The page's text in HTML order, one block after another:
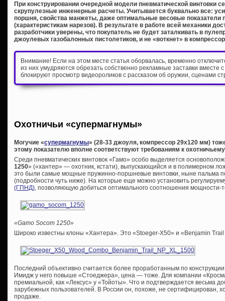
При конструировании очередной модели пневматической винтовки
скрупулезные инженерные расчеты. Учитывается буквально все:
поршня, свойства манжеты, даже оптимальные весовые показатели
(характеристикам нарезов). В результате в работе всей механики
разработчики уверены, что покупатель не будет заталкивать в
джоулевых газобалонных пистолетиков, и не «воткнет» в
Внимание! Если на этом месте статья оборвалась, временно
из них умудряются обрезать собственно рекламные заставки вместе
блокируют просмотр видеороликов с рассказом об оружии, сценами
Охотничьи «супермагнумы»
Могучие «супермагнумы» (28-33 джоуля, компрессор 29х120 мм)
этому показателю вполне соответствуют требованиям к
Среди пневматических винтовок «Гамо» особо выделяется
1250» («хантер» — охотник, кстати), выпускающийся и в полимерном
это были самые мощные пружинно-поршневые винтовки, ныне пальма
(подробности чуть ниже). На которые еще можно установить
(ГПНД), позволяющую добиться оптимального соотношения мощности-
«Gamo Socom 1250»
Широко известны клоны «Хантера». Это «Stoeger-X50» и «Benjamin
Последний объективно считается более проработанным по
Имидж у него повыше «Стоеджера», цена — тоже. Для компании
премиальной, как «Лексус» у «Тойоты». Что и подтверждается весьма
зарубежных пользователей. В России он, похоже, не сертифицирован,
продаже.